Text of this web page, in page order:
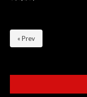
« Prev